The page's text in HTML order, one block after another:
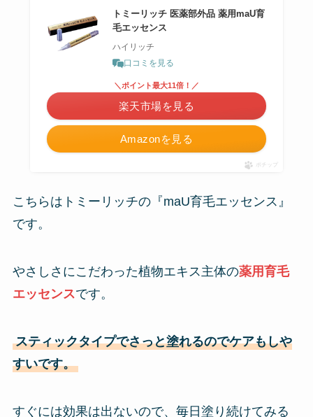
トミーリッチ 医薬部外品 薬用maU育
毛エッセンス
ハイリッチ
口コミを見る
Amazonを見る
＼ポイント最大11倍！／
楽天市場を見る
ポチップ
こちらはトミーリッチの『maU育毛エッセンス』
です。
やさしさにこだわった植物エキス主体の薬用育毛
エッセンスです。
スティックタイプでさっと塗れるのでケアもしや
すいです。
すぐには効果は出ないので、毎日塗り続けてみる